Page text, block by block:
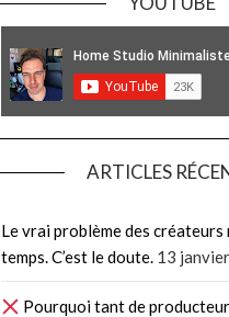
ARTICLES
Le vrai problème des créateurs
temps. C’est le doute. 13
Pourquoi tant de